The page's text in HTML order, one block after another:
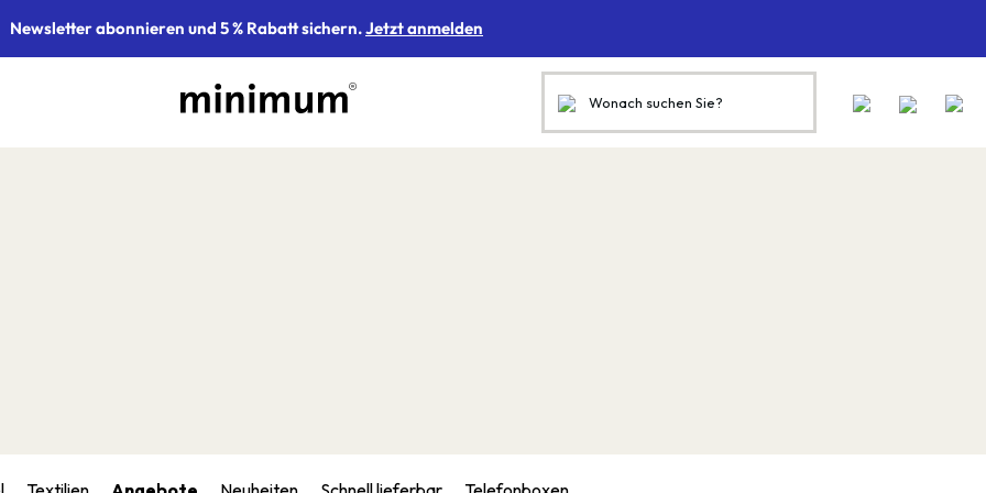
Newsletter abonnieren und 5 % Rabatt sichern.Jetzt anmelden